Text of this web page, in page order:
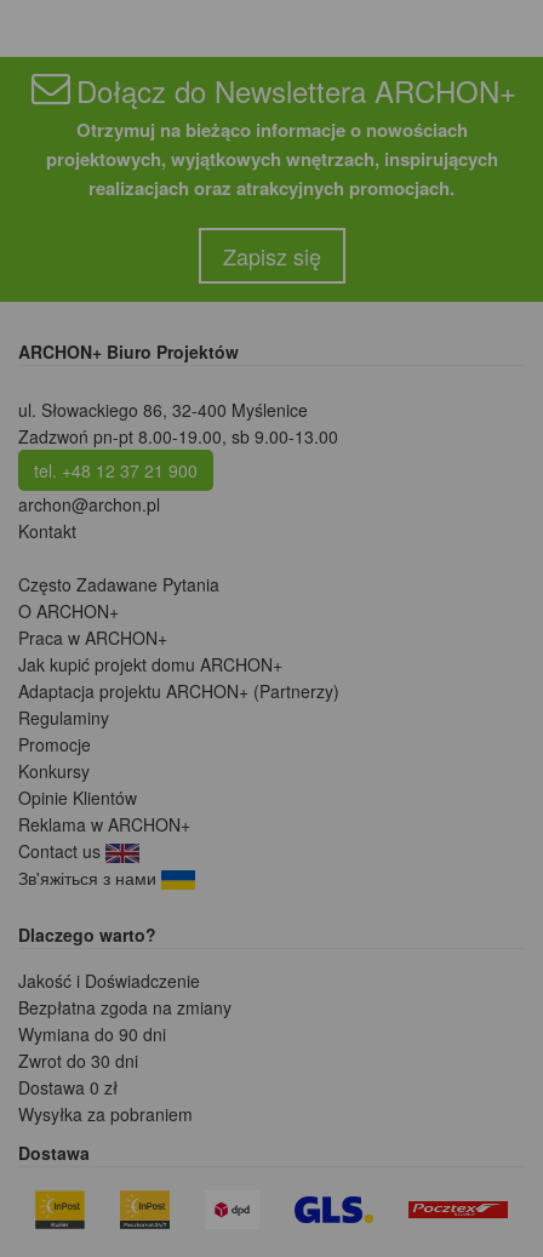
Dołącz do Newslettera ARCHON+
Otrzymuj na bieżąco informacje o nowościach
projektowych, wyjątkowych wnętrzach, inspirujących
realizacjach oraz atrakcyjnych promocjach.
Zapisz się
ARCHON+ Biuro Projektów
ul. Słowackiego 86, 32-400 Myślenice
Zadzwoń pn-pt 8.00-19.00, sb 9.00-13.00
tel. +48 12 37 21 900
archon@archon.pl
Kontakt
Często Zadawane Pytania
O ARCHON+
Praca w ARCHON+
Jak kupić projekt domu ARCHON+
Adaptacja projektu ARCHON+ (Partnerzy)
Regulaminy
Promocje
Konkursy
Opinie Klientów
Reklama w ARCHON+
Contact us
Зв'яжіться з нами
Dlaczego warto?
Jakość i Doświadczenie
Bezpłatna zgoda na zmiany
Wymiana do 90 dni
Zwrot do 30 dni
Dostawa 0 zł
Wysyłka za pobraniem
Dostawa